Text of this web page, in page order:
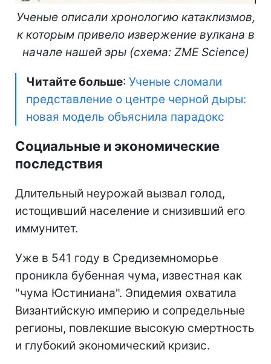
Ученые описали хронологию катаклизмов,
к которым привело извержение вулкана в
начале нашей эры (схема: ZME Science)
Читайте больше: Ученые сломали
представление о центре черной дыры:
новая модель объяснила парадокс
Социальные и экономические
последствия
Длительный неурожай вызвал голод,
истощивший население и снизивший его
иммунитет.
Уже в 541 году в Средиземноморье
проникла бубенная чума, известная как
"чума Юстиниана". Эпидемия охватила
Византийскую империю и сопредельные
регионы, повлекшие высокую смертность
и глубокий экономический кризис.